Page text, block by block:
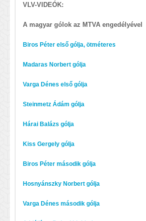
VLV-VIDEÓK:
A magyar gólok az MTVA engedélyével
Biros Péter első gólja, ötméteres
Madaras Norbert gólja
Varga Dénes első gólja
Steinmetz Ádám gólja
Hárai Balázs gólja
Kiss Gergely gólja
Biros Péter második gólja
Hosnyánszky Norbert gólja
Varga Dénes második gólja